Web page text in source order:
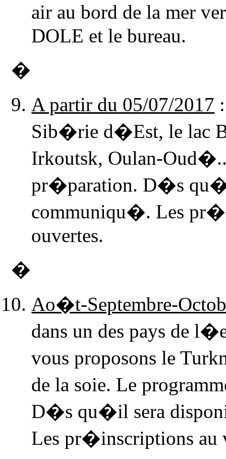
air au bord de la mer
DOLE et le bureau.
�
A partir du 05/07/2017
Sib�rie d�Est, le lac
Irkoutsk, Oulan-
pr�paration. D�s
communiqu�. Les
ouvertes.
�
Ao�t-Septembre-
dans un des pays de
vous proposons le
de la soie. Le
D�s qu�il sera
Les pr�inscriptions au